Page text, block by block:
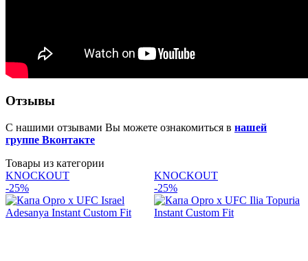
Отзывы
С нашими отзывами Вы можете ознакомиться в нашей
группе Вконтакте
Товары из категории
KNOCKOUT
-25%
KNOCKOUT
-25%